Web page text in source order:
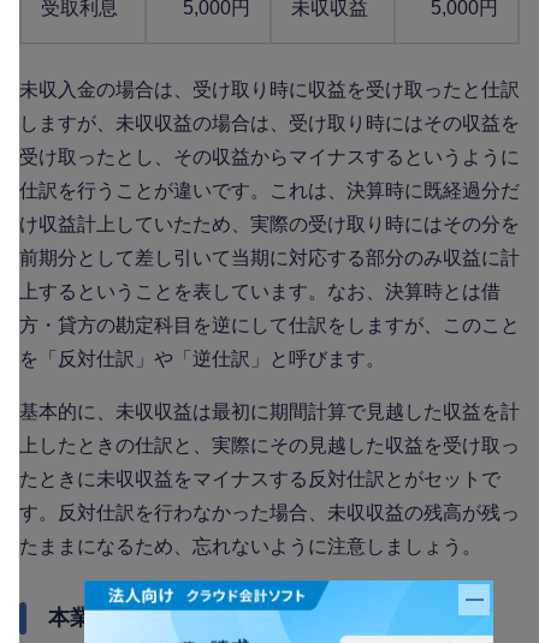
バナー
受取利息 5,000円 未収収益 5,000円
未収入金の場合は、受け取り時に収益を受け取ったと仕訳
しますが、未収収益の場合は、受け取り時にはその収益を
受け取ったとし、その収益からマイナスするというように
仕訳を行うことが違いです。これは、決算時に既経過分だ
け収益計上していたため、実際の受け取り時にはその分を
前期分として差し引いて当期に対応する部分のみ収益に計
上するということを表しています。なお、決算時とは借
方・貸方の勘定科目を逆にして仕訳をしますが、このこと
を「反対仕訳」や「逆仕訳」と呼びます。
基本的に、未収収益は最初に期間計算で見越した収益を計
上したときの仕訳と、実際にその見越した収益を受け取っ
たときに未収収益をマイナスする反対仕訳とがセットで
す。反対仕訳を行わなかった場合、未収収益の残高が残っ
たままになるため、忘れないように注意しましょう。
本業以外の収入を得た場合の仕訳例